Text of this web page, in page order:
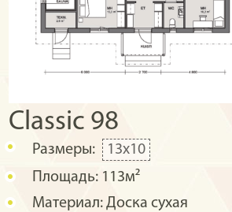
Classic 98
Размеры:
13х10
Площадь: 113м²
Материал: Доска сухая